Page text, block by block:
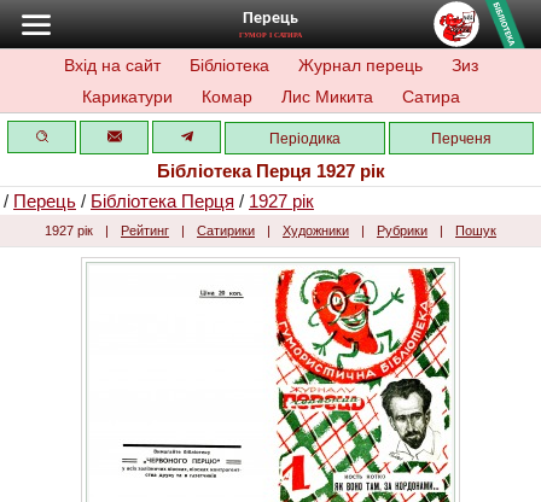
Перець
ГУМОР І САТИРА
Вхід на сайт Бібліотека Журнал перець
Зиз
Карикатури
Комар Лис Микита Сатира
Періодика Перченя
Бібліотека Перця 1927 рік
/ Перець / Бібліотека Перця / 1927 рік
1927 рік | Рейтинг | Сатирики | Художники | Рубрики | Пошук